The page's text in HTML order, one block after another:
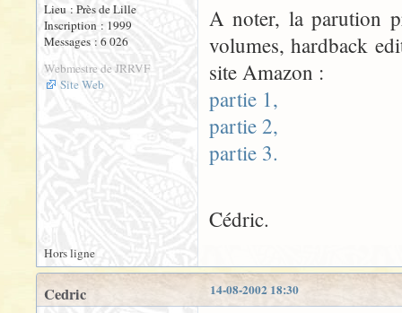
Lieu : Près de Lille
Inscription : 1999
Messages : 6 026
Webmestre de JRRVF
Site Web
A noter, la parution
volumes, hardback
site Amazon :
partie 1,
partie 2,
partie 3.
Cédric.
Hors ligne
14-08-2002 18:30
Cedric